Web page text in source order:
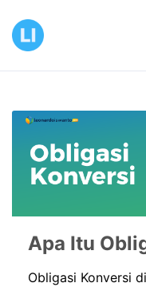
Apa Itu
Obligasi Konversi